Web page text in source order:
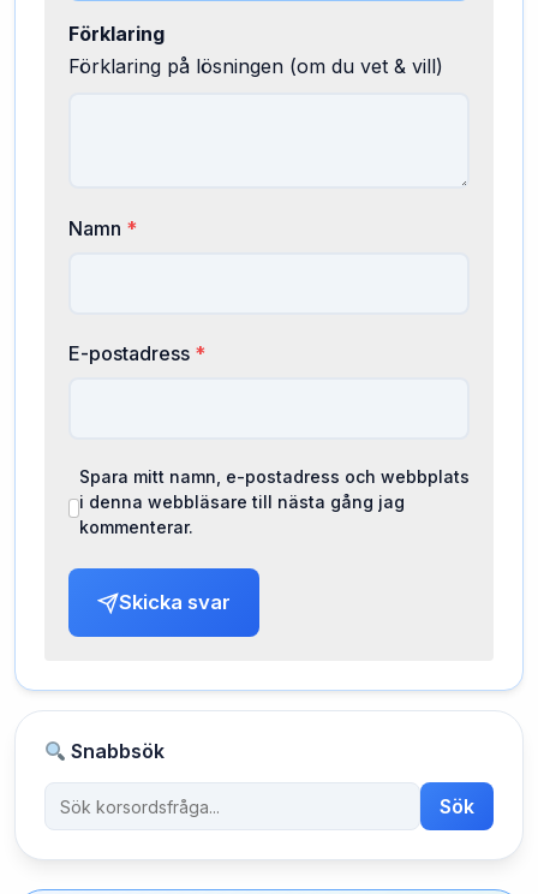
Förklaring
Förklaring på lösningen (om du vet & vill)
Namn *
E-postadress *
Spara mitt namn, e-postadress och webbplats
i denna webbläsare till nästa gång jag
kommenterar.
Skicka svar
Snabbsök
Sök